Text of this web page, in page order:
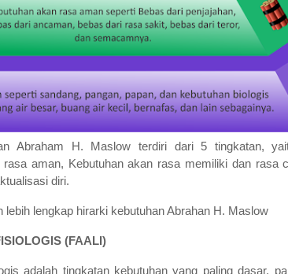
Abraham H. Maslow terdiri dari 5 tingkatan,
rasa aman, Kebutuhan akan rasa memiliki dan rasa
diri.
lebih lengkap hirarki kebutuhan Abrahan H. Maslow
(FAALI)
adalah tingkatan kebutuhan yang paling dasar,